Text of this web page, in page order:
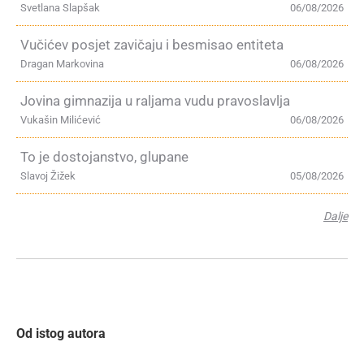
06/08/2026
Svetlana Slapšak
Vučićev posjet zavičaju i besmisao entiteta
06/08/2026
Dragan Markovina
Jovina gimnazija u raljama vudu pravoslavlja
06/08/2026
Vukašin Milićević
To je dostojanstvo, glupane
05/08/2026
Slavoj Žižek
Dalje
Od istog autora